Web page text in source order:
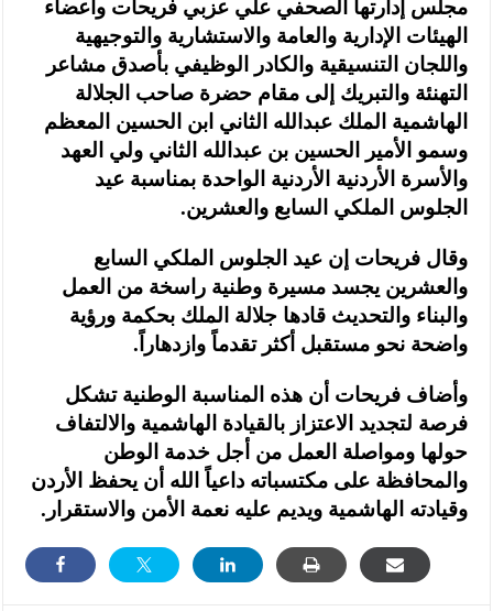
مجلس إدارتها الصحفي علي عزبي فريحات وأعضاء
الهيئات الإدارية والعامة والاستشارية والتوجيهية
واللجان التنسيقية والكادر الوظيفي بأصدق مشاعر
التهنئة والتبريك إلى مقام حضرة صاحب الجلالة
الهاشمية الملك عبدالله الثاني ابن الحسين المعظم
وسمو الأمير الحسين بن عبدالله الثاني ولي العهد
والأسرة الأردنية الأردنية الواحدة بمناسبة عيد
الجلوس الملكي السابع والعشرين.
وقال فريحات إن عيد الجلوس الملكي السابع
والعشرين يجسد مسيرة وطنية راسخة من العمل
والبناء والتحديث قادها جلالة الملك بحكمة ورؤية
واضحة نحو مستقبل أكثر تقدماً وازدهاراً.
وأضاف فريحات أن هذه المناسبة الوطنية تشكل
فرصة لتجديد الاعتزاز بالقيادة الهاشمية والالتفاف
حولها ومواصلة العمل من أجل خدمة الوطن
والمحافظة على مكتسباته داعياً الله أن يحفظ الأردن
وقيادته الهاشمية ويديم عليه نعمة الأمن والاستقرار.